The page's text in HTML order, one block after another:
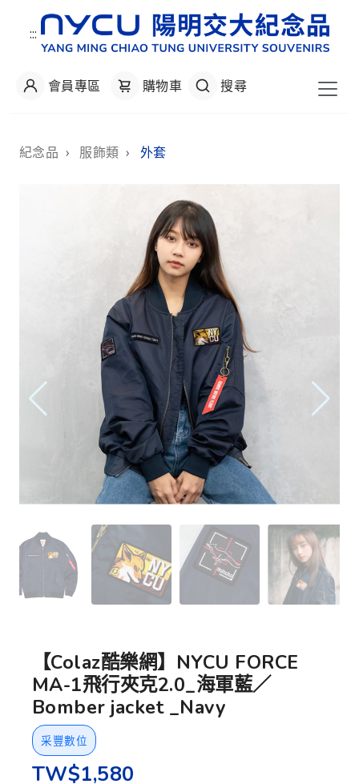
:::
會員專區 購物車 搜尋
紀念品 › 服飾類 › 外套
【Colaz酷樂網】NYCU FORCE
MA-1飛行夾克2.0_海軍藍／
Bomber jacket _Navy
采豐數位
TW$1,580